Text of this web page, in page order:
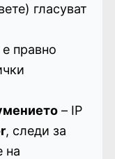
гласуват
правно
– IP
, следи за
на